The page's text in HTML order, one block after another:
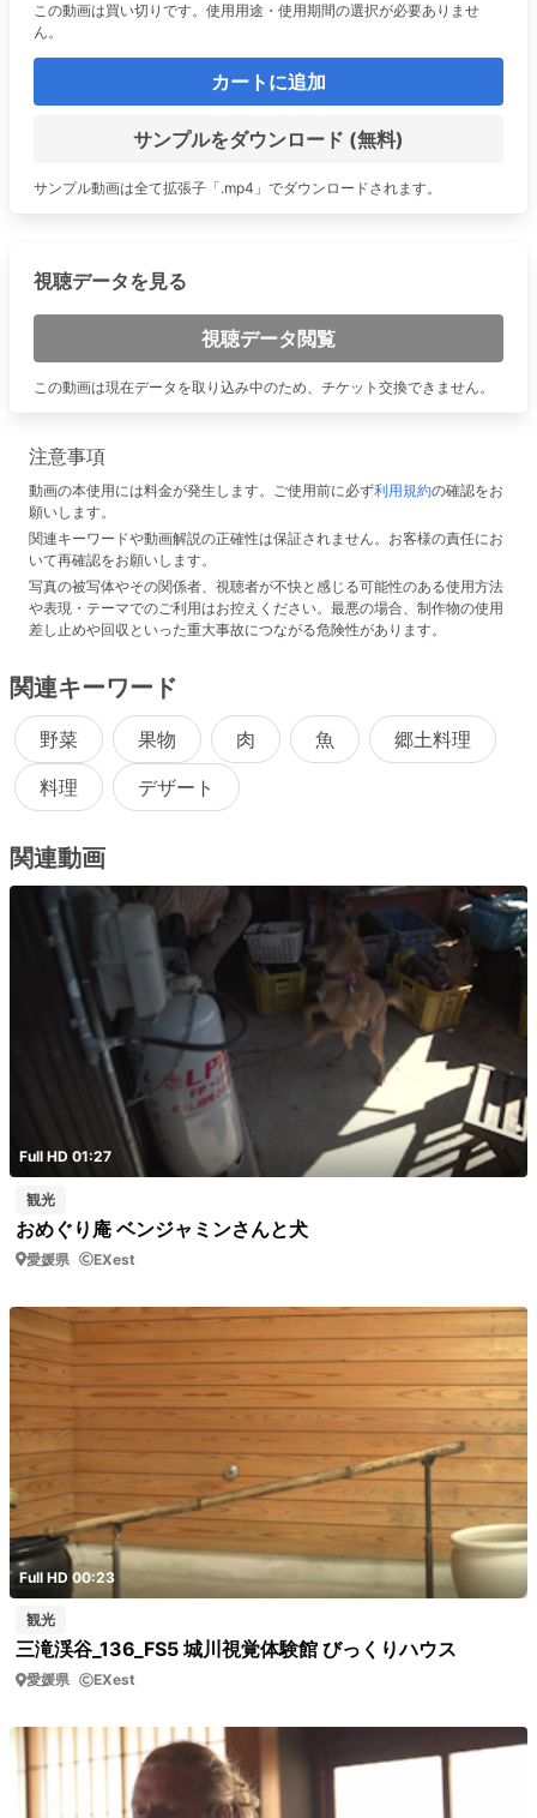
この動画は買い切りです。使用用途・使用期間の選択が必要ありませ
ん。
カートに追加
サンプルをダウンロード (無料)
サンプル動画は全て拡張子「.mp4」でダウンロードされます。
視聴データを見る
視聴データ閲覧
この動画は現在データを取り込み中のため、チケット交換できません。
注意事項
動画の本使用には料金が発生します。ご使用前に必ず利用規約の確認をお
願いします。
関連キーワードや動画解説の正確性は保証されません。お客様の責任にお
いて再確認をお願いします。
写真の被写体やその関係者、視聴者が不快と感じる可能性のある使用方法
や表現・テーマでのご利用はお控えください。最悪の場合、制作物の使用
差し止めや回収といった重大事故につながる危険性があります。
関連キーワード
野菜 果物 肉 魚
郷土料理
料理
デザート
関連動画
Full HD 01:27
観光
おめぐり庵 ベンジャミンさんと犬
愛媛県 EXest
Full HD 00:23
観光
三滝渓谷_136_FS5 城川視覚体験館 びっくりハウス
愛媛県 EXest